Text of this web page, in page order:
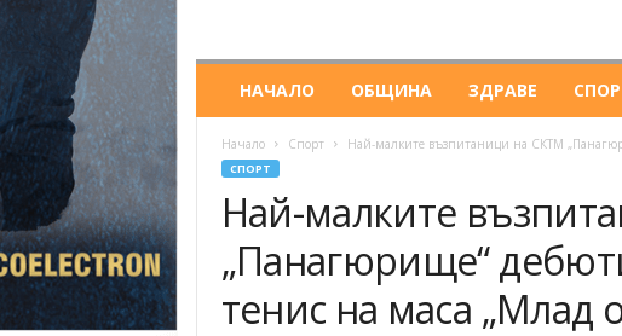
НАЧАЛО ОБЩИНА ЗДРАВЕ
Начало Спорт Най-малките възпитаници на СКТМ
СПОРТ
Най-малките
„Панагюрище“
тенис на маса „Млад